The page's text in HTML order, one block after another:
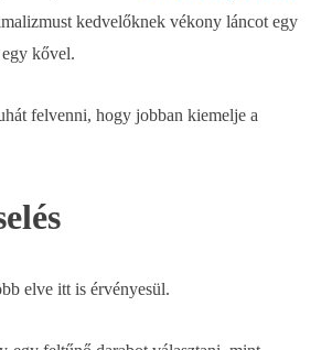
kedvelőknek vékony láncot egy
kővel.
felvenni, hogy jobban kiemelje a
elve itt is érvényesül.